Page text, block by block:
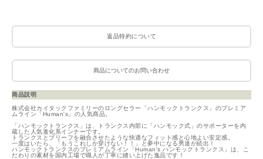
返品特約について
商品についてのお問い合わせ
商品説明
株式会社カイタックファミリーのロングセラー「ハンモックトランクス」のプレミア
ムライン「Human's」の人気商品。
「ハンモックトランクス」は、トランクス内部に「ハンモック式」のサポーターを内
蔵した人気進化系インナーです。
トランクスとブリーフを融合させたような快適なフィット感と心地よい安定感。
一度はいたら、「もうこれしか穿けない！！」と夢中になる男達が続出！
ハンモックトランクスのプレミアムライン「Human's ハンモックトランクス」は、こ
だわりの素材を国内工場で職人が丁寧に縫い上げた逸品です！